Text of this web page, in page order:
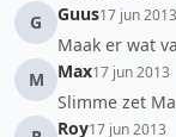
G
Guus17 jun 2013
Maak er wat
M
Max17 jun 2013
Slimme zet
Roy17 jun 2013